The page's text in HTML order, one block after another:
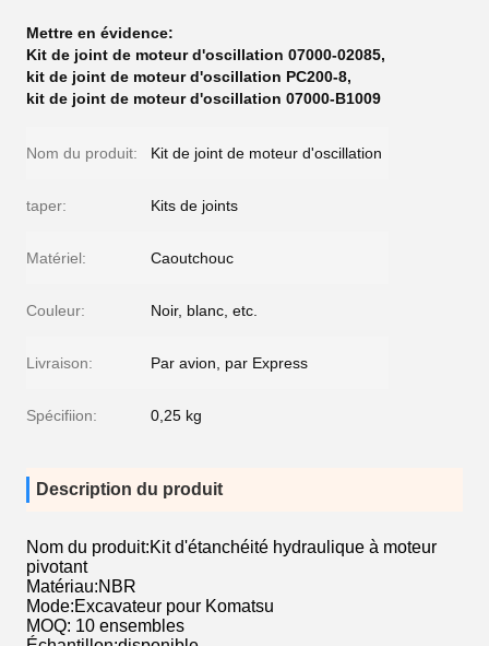
Mettre en évidence:
Kit de joint de moteur d'oscillation 07000-02085,
kit de joint de moteur d'oscillation PC200-8,
kit de joint de moteur d'oscillation 07000-B1009
Nom du produit: Kit de joint de moteur d'oscillation
taper: Kits de joints
Matériel: Caoutchouc
Couleur: Noir, blanc, etc.
Livraison: Par avion, par Express
Spécifiion: 0,25 kg
Description du produit
Nom du produit:Kit d'étanchéité hydraulique à moteur
pivotant
Matériau:NBR
Mode:Excavateur pour Komatsu
MOQ: 10 ensembles